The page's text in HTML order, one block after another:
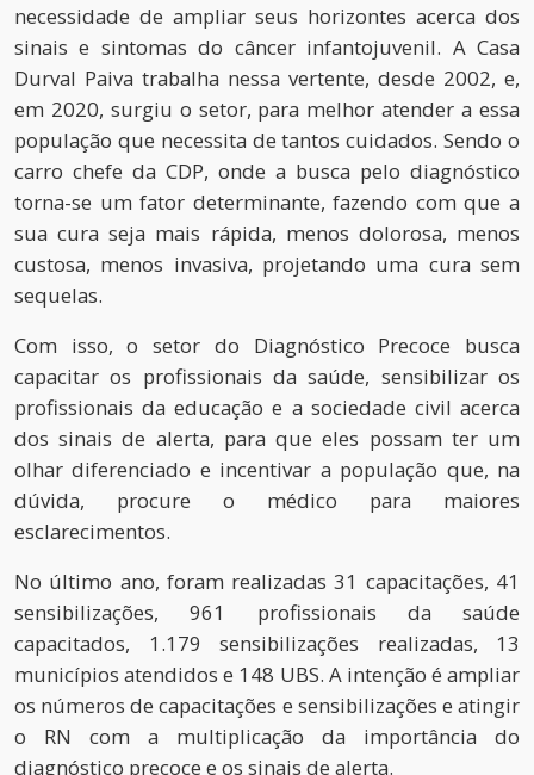
necessidade de ampliar seus horizontes acerca dos
sinais e sintomas do câncer infantojuvenil. A Casa
Durval Paiva trabalha nessa vertente, desde 2002, e,
em 2020, surgiu o setor, para melhor atender a essa
população que necessita de tantos cuidados. Sendo o
carro chefe da CDP, onde a busca pelo diagnóstico
torna-se um fator determinante, fazendo com que a
sua cura seja mais rápida, menos dolorosa, menos
custosa, menos invasiva, projetando uma cura sem
sequelas.
Com isso, o setor do Diagnóstico Precoce busca
capacitar os profissionais da saúde, sensibilizar os
profissionais da educação e a sociedade civil acerca
dos sinais de alerta, para que eles possam ter um
olhar diferenciado e incentivar a população que, na
dúvida, procure o médico para maiores
esclarecimentos.
No último ano, foram realizadas 31 capacitações, 41
sensibilizações, 961 profissionais da saúde
capacitados, 1.179 sensibilizações realizadas, 13
municípios atendidos e 148 UBS. A intenção é ampliar
os números de capacitações e sensibilizações e atingir
o RN com a multiplicação da importância do
diagnóstico precoce e os sinais de alerta.